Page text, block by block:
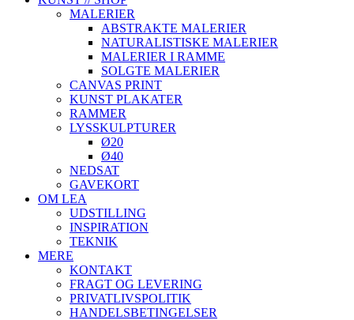
MALERIER
ABSTRAKTE MALERIER
NATURALISTISKE MALERIER
MALERIER I RAMME
SOLGTE MALERIER
CANVAS PRINT
KUNST PLAKATER
RAMMER
LYSSKULPTURER
Ø20
Ø40
NEDSAT
GAVEKORT
OM LEA
UDSTILLING
INSPIRATION
TEKNIK
MERE
KONTAKT
FRAGT OG LEVERING
PRIVATLIVSPOLITIK
HANDELSBETINGELSER